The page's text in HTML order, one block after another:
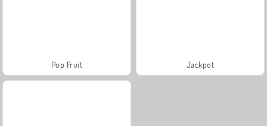
Pop Fruit Jackpot